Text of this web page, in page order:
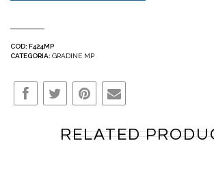
COD: F424MP
CATEGORIA: GRADINE MP
RELATED